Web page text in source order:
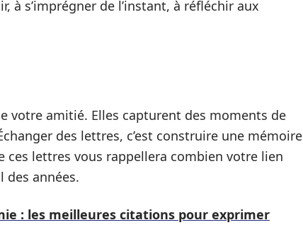
à s’imprégner de l’instant, à réfléchir aux
votre amitié. Elles capturent des moments de
des lettres, c’est construire une mémoire
ces lettres vous rappellera combien votre lien
des années.
: les meilleures citations pour exprimer